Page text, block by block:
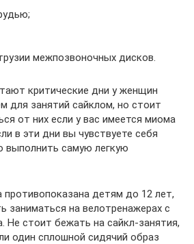
межпозвоночных дисков.
критические дни у женщин
для занятий сайклом, но стоит
от них если у вас имеется миома
в эти дни вы чувствуете себя
выполнить самую легкую
противопоказана детям до 12 лет,
заниматься на велотренажерах с
Не стоит бежать на сайкл-занятия,
один сплошной сидячий образ